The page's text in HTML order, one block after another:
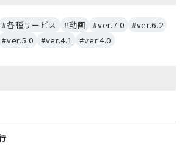
#各種サービス #動画 #ver.7.0
#ver.6.2
#ver.5.0 #ver.4.1 #ver.4.0